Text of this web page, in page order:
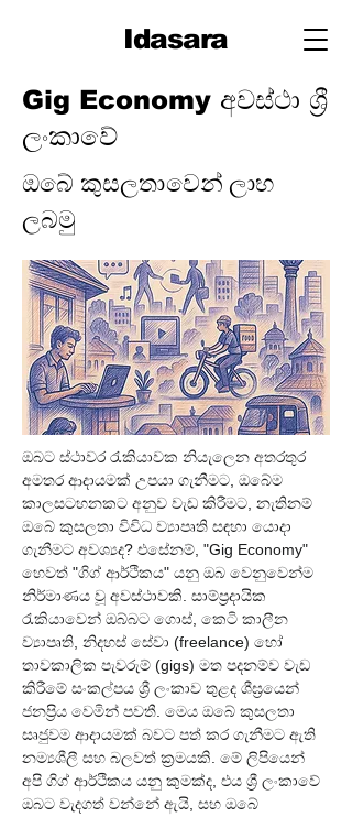
Idasara
Gig Economy අවස්ථා ශ්‍රී
ලංකාවේ
ඔබේ කුසලතාවෙන් ලාභ
ලබමු
ඔබට ස්ථාවර රැකියාවක නියැලෙන අතරතුර
අමතර ආදායමක් උපයා ගැනීමට, ඔබේම
කාලසටහනකට අනුව වැඩ කිරීමට, නැතිනම්
ඔබේ කුසලතා විවිධ ව්‍යාපෘති සඳහා යොදා
ගැනීමට අවශ්‍යද? එසේනම්, "Gig Economy"
හෙවත් "ගිග් ආර්ථිකය" යනු ඔබ වෙනුවෙන්ම
නිර්මාණය වූ අවස්ථාවකි. සාම්ප්‍රදායික
රැකියාවෙන් ඔබ්බට ගොස්, කෙටි කාලීන
ව්‍යාපෘති, නිදහස් සේවා (freelance) හෝ
තාවකාලික පැවරුම් (gigs) මත පදනම්ව වැඩ
කිරීමේ සංකල්පය ශ්‍රී ලංකාව තුළද ශීඝ්‍රයෙන්
ජනප්‍රිය වෙමින් පවතී. මෙය ඔබේ කුසලතා
සෘජුවම ආදායමක් බවට පත් කර ගැනීමට ඇති
නම්‍යශීලී සහ බලවත් ක්‍රමයකි. මේ ලිපියෙන්
අපි ගිග් ආර්ථිකය යනු කුමක්ද, එය ශ්‍රී ලංකාවේ
ඔබට වැදගත් වන්නේ ඇයි, සහ ඔබේ